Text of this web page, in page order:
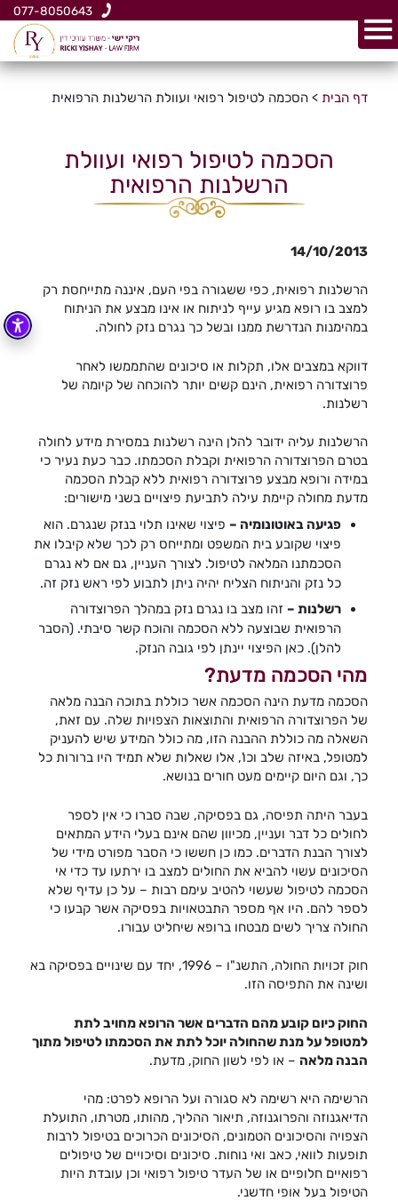
077-8050643
דף הבית> הסכמה לטיפול רפואי ועוולת הרשלנות הרפואית
הסכמה לטיפול רפואי ועוולת
הרשלנות הרפואית
14/10/2013
הרשלנות רפואית, כפי ששגורה בפי העם, איננה מתייחסת רק
למצב בו רופא מגיע עייף לניתוח או אינו מבצע את הניתוח
במהימנות הנדרשת ממנו ובשל כך נגרם נזק לחולה.
דווקא במצבים אלו, תקלות או סיכונים שהתממשו לאחר
פרוצדורה רפואית, הינם קשים יותר להוכחה של קיומה של
רשלנות.
הרשלנות עליה ידובר להלן הינה רשלנות במסירת מידע לחולה
בטרם הפרוצדורה הרפואית וקבלת הסכמתו. כבר כעת נעיר כי
במידה ורופא מבצע פרוצדורה רפואית ללא קבלת הסכמה
מדעת מחולה קיימת עילה לתביעת פיצויים בשני מישורים:
פגיעה באוטונומיה –פיצוי שאינו תלוי בנזק שנגרם. הוא
פיצוי שקובע בית המשפט ומתייחס רק לכך שלא קיבלו את
הסכמתנו המלאה לטיפול. לצורך העניין, גם אם לא נגרם
כל נזק והניתוח הצליח יהיה ניתן לתבוע לפי ראש נזק זה.
רשלנות –זהו מצב בו נגרם נזק במהלך הפרוצדורה
הרפואית שבוצעה ללא הסכמה והוכח קשר סיבתי. (הסבר
להלן). כאן הפיצוי יינתן לפי גובה הנזק.
מהי הסכמה מדעת?
הסכמה מדעת הינה הסכמה אשר כוללת בתוכה הבנה מלאה
של הפרוצדורה הרפואית והתוצאות הצפויות שלה. עם זאת,
השאלה מה כוללת ההבנה הזו, מה כולל המידע שיש להעניק
למטופל, באיזה שלב וכו', אלו שאלות שלא תמיד היו ברורות כל
כך, וגם היום קיימים מעט חורים בנושא.
בעבר היתה תפיסה, גם בפסיקה, שבה סברו כי אין לספר
לחולים כל דבר ועניין, מכיוון שהם אינם בעלי הידע המתאים
לצורך הבנת הדברים. כמו כן חששו כי הסבר מפורט מידי של
הסיכונים עשוי להביא את החולים למצב בו ירתעו עד כדי אי
הסכמה לטיפול שעשוי להטיב עימם רבות – על כן עדיף שלא
לספר להם. היו אף מספר התבטאויות בפסיקה אשר קבעו כי
החולה צריך לשים מבטחו ברופא שיחליט עבורו.
חוק זכויות החולה, התשנ"ו – 1996, יחד עם שינויים בפסיקה בא
ושינה את התפיסה הזו.
החוק כיום קובע מהם הדברים אשר הרופא מחויב לתת
למטופל על מנת שהחולה יוכל לתת את הסכמתו לטיפול מתוך
הבנה מלאה – או לפי לשון החוק, מדעת.
הרשימה היא רשימה לא סגורה ועל הרופא לפרט: מהי
הדיאגנוזה והפרוגנוזה, תיאור ההליך, מהותו, מטרתו, התועלת
הצפויה והסיכונים הטמונים, הסיכונים הכרוכים בטיפול לרבות
תופעות לוואי, כאב ואי נוחות. סיכונים וסיכויים של טיפולים
רפואיים חלופיים או של העדר טיפול רפואי וכן עובדת היות
הטיפול בעל אופי חדשני.